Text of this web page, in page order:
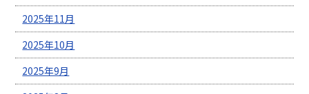
2025年11月
2025年10月
2025年9月